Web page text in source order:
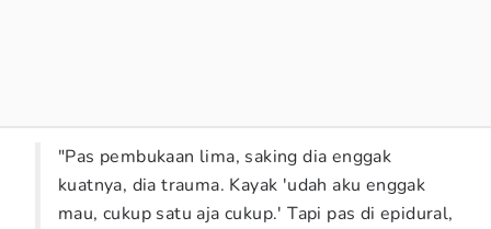
"Pas pembukaan lima, saking dia enggak
kuatnya, dia trauma. Kayak 'udah aku enggak
mau, cukup satu aja cukup.' Tapi pas di epidural,